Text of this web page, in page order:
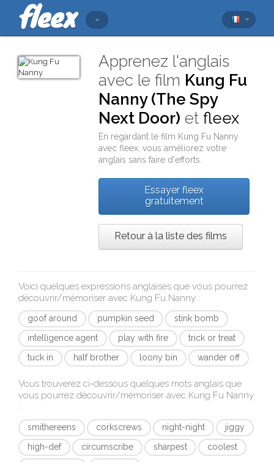
Apprenez l'anglais
avec le film Kung Fu
Nanny (The Spy
Next Door) etfleex
En regardant le film Kung Fu Nanny
avecfleex , vous améliorez votre
anglais sans faire d'efforts.
Essayer fleex
gratuitement
Retour à la liste des films
Voici quelques expressions anglaises que vous pourrez
découvrir/mémoriser avec Kung Fu Nanny :
goof around pumpkin seed
stink bomb
intelligence agent
play with fire
trick or treat
tuck in
half brother loony bin wander off
Vous trouverez ci-dessous quelques mots anglais que
vous pourrez découvrir/mémoriser avec Kung Fu Nanny
:
smithereens corkscrews night-night
jiggy
high-def
circumscribe sharpest
coolest